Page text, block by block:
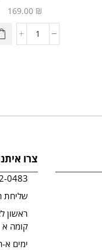
169.00 ₪
צרו
0483
שליחת
קומה א
ימים א-ה 09:00-